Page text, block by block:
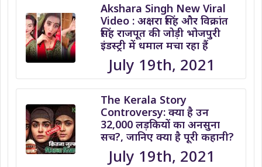
Akshara Singh New Viral
Video : अक्षरा सिंह और विक्रांत
सिंह राजपूत की जोड़ी भोजपुरी
इंडस्ट्री में धमाल मचा रहा हैं
July 19th, 2021
The Kerala Story
Controversy: क्या है उन
32,000 लड़कियों का अनसुना
सच?, जानिए क्या है पूरी कहानी?
July 19th, 2021